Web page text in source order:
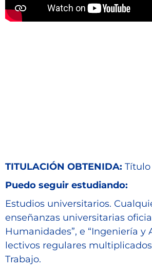
TITULACIÓN OBTENIDA: Título
Puedo seguir estudiando:
Estudios universitarios.
enseñanzas universitarias
Humanidades”, e “Ingeniería
lectivos regulares
Trabajo.